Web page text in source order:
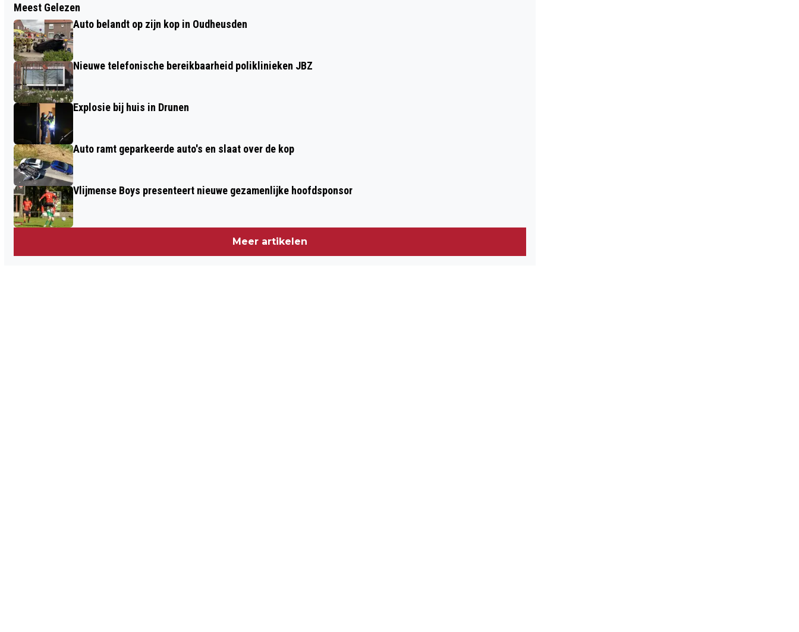
DE JAARLIJKSE DAGREIS VAN KBO
NIEUWKUIJK DOOR BRABANT
Meest Gelezen
Auto belandt op zijn kop in Oudheusden
Nieuwe telefonische bereikbaarheid poliklinieken JBZ
Explosie bij huis in Drunen
Auto ramt geparkeerde auto's en slaat over de kop
Vlijmense Boys presenteert nieuwe gezamenlijke hoofdsponsor
Meer artikelen